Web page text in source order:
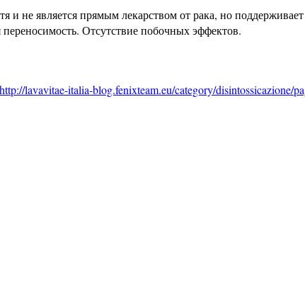
и не является прямым лекарством от рака, но
Отсутствие побочных эффектов.
http://lavavitae-italia-blog.fenixteam.eu/category/disintossicazione/